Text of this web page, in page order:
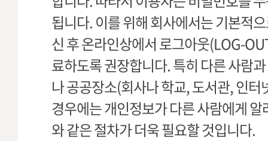
됩니다. 이를 위해 회사에서는 기본적
신 후 온라인상에서 로그아웃(LOG-
료하도록 권장합니다. 특히 다른 사람
나 공공장소(회사나 학교, 도서관, 인
경우에는 개인정보가 다른 사람에게
와 같은 절차가 더욱 필요할 것입니다.